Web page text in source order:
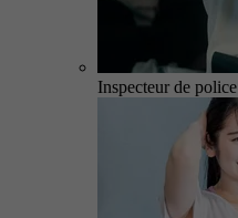
Inspecteur de police